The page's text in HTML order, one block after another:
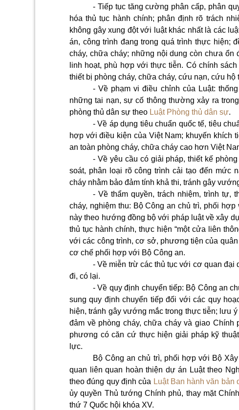
- Tiếp tục tăng cường phân cấp, phân
hóa thủ tục hành chính; phân định rõ trách
không gây xung đột với luật khác nhất là các
án, công trình đang trong quá trình thực hiện;
cháy, chữa cháy; những nội dung còn chưa ổn
linh hoạt, phù hợp với thực tiễn. Có chính
thiết bị phòng cháy, chữa cháy, cứu nạn, cứu hộ
- Về phạm vi điều chỉnh của Luật:
những tai nạn, sự cố thông thường xảy ra
phòng thủ dân sự theo Luật Phòng thủ dân sự.
- Về áp dụng tiêu chuẩn quốc tế, tiêu
hợp với điều kiện của Việt Nam; khuyến khích
an toàn phòng cháy, chữa cháy cao hơn Việt
- Về yêu cầu có giải pháp, thiết kế
soát, phân loại rõ công trình cải tạo đến mức
cháy nhằm bảo đảm tính khả thi, tránh gây
- Về thẩm quyền, trách nhiệm, trình tự,
cháy, nghiệm thu: Bộ Công an chủ trì, phối
này theo hướng đồng bộ với pháp luật về xây
thủ tục hành chính, thực hiện “một cửa liên
với các công trình, cơ sở, phương tiện của
cơ chế phối hợp với Bộ Công an.
- Về miễn trừ các thủ tục với cơ quan đại
đi, có lại.
- Về quy định chuyển tiếp: Bộ Công an
sung quy định chuyển tiếp đối với các quy
hiện, tránh gây vướng mắc trong thực tiễn; lưu
đảm về phòng cháy, chữa cháy và giao
phương có căn cứ thực hiện giải pháp kỹ
lực.
Bộ Công an chủ trì, phối hợp với Bộ
quan liên quan hoàn thiện dự án Luật theo
theo đúng quy định của Luật Ban hành văn bản
ủy quyền Thủ tướng Chính phủ, thay mặt
thứ 7 Quốc hội khóa XV.